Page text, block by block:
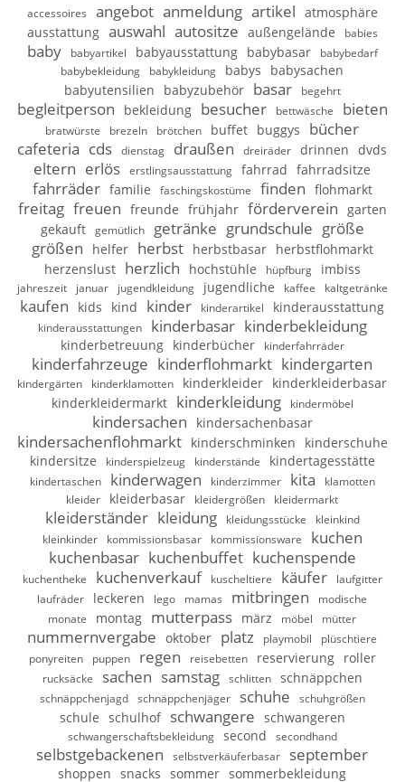
accessoires angebot anmeldung artikel atmosphäre
ausstattung auswahl autositze außengelände babies
baby babyartikel babyausstattung babybasar
babybedarf
babybekleidung
babykleidung babys
babysachen
babyutensilien
babyzubehör basar begehrt
begleitperson bekleidung besucher bettwäsche bieten
bratwürste brezeln brötchen buffet buggys
bücher
cafeteria cds dienstag draußen dreiräder drinnen dvds
eltern erlös erstlingsausstattung fahrrad fahrradsitze
fahrräder familie faschingskostüme finden flohmarkt
freitag freuen freunde frühjahr förderverein garten
gekauft
gemütlich getränke grundschule größe
größen
helfer herbst herbstbasar herbstflohmarkt
herzenslust herzlich hochstühle hüpfburg imbiss
jahreszeit januar jugendkleidung jugendliche kaffee kaltgetränke
kaufen kids kind kinder kinderartikel kinderausstattung
kinderausstattungen kinderbasar kinderbekleidung
kinderbetreuung kinderbücher kinderfahrräder
kinderfahrzeuge kinderflohmarkt kindergarten
kindergärten kinderklamotten kinderkleider kinderkleiderbasar
kinderkleidermarkt kinderkleidung kindermöbel
kindersachen kindersachenbasar
kindersachenflohmarkt kinderschminken
kinderschuhe
kindersitze
kinderspielzeug kinderstände kindertagesstätte
kindertaschen kinderwagen kinderzimmer kita
klamotten
kleider
kleiderbasar kleidergrößen kleidermarkt
kleiderständer kleidung kleidungsstücke
kleinkind
kleinkinder
kommissionsbasar kommissionsware
kuchen
kuchenbasar kuchenbuffet kuchenspende
kuchentheke kuchenverkauf kuscheltiere käufer
laufgitter
laufräder
leckeren lego mamas mitbringen
modische
monate
montag mutterpass märz möbel mütter
nummernvergabe oktober platz playmobil
plüschtiere
ponyreiten
puppen regen reisebetten reservierung roller
rucksäcke sachen samstag schlitten schnäppchen
schnäppchenjagd schnäppchenjäger schuhe schuhgrößen
schule schulhof schwangere schwangeren
schwangerschaftsbekleidung second secondhand
selbstgebackenen selbstverkäuferbasar september
shoppen snacks sommer sommerbekleidung